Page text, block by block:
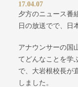
17.04.07
夕方のニュース番
日の放送でで、日
アナウンサーの国
てどんなことを学
で、大岩根校長が
しました。